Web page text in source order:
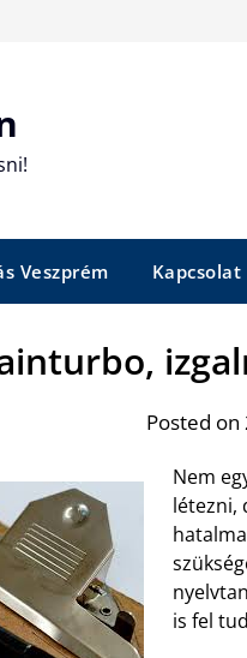
Veszprém Kapcsolat
Posted on
Nem
létezni,
is fel